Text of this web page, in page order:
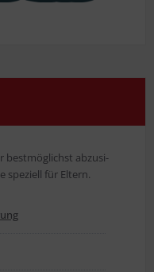
best­mög­lichst abzu­si­
spe­zi­ell für Eltern.